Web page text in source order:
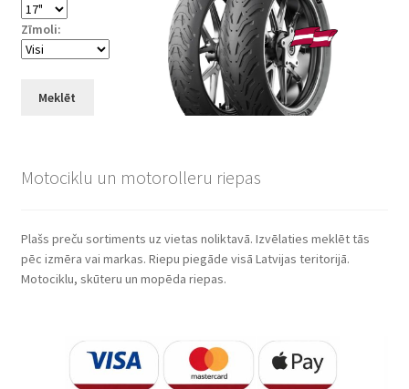
Zīmoli:
Meklēt
Motociklu un motorolleru riepas
Plašs preču sortiments uz vietas noliktavā. Izvēlaties meklēt tās
pēc izmēra vai markas. Riepu piegāde visā Latvijas teritorijā.
Motociklu, skūteru un mopēda riepas.